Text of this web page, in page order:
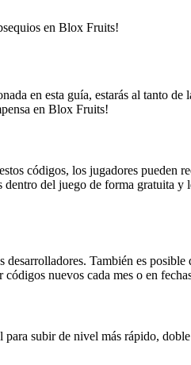
en Blox Fruits!
en esta guía, estarás al tanto de
en Blox Fruits!
códigos, los jugadores pueden
del juego de forma gratuita y
También es
nuevos cada mes o en
subir de nivel más rápido,